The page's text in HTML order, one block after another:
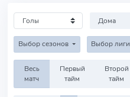
Дома
Выбор сезонов Выбор лиги
Весь
матч
Первый
тайм
Второй
тайм